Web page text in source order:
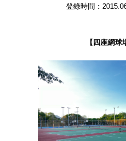
登錄時間：
【四座網球